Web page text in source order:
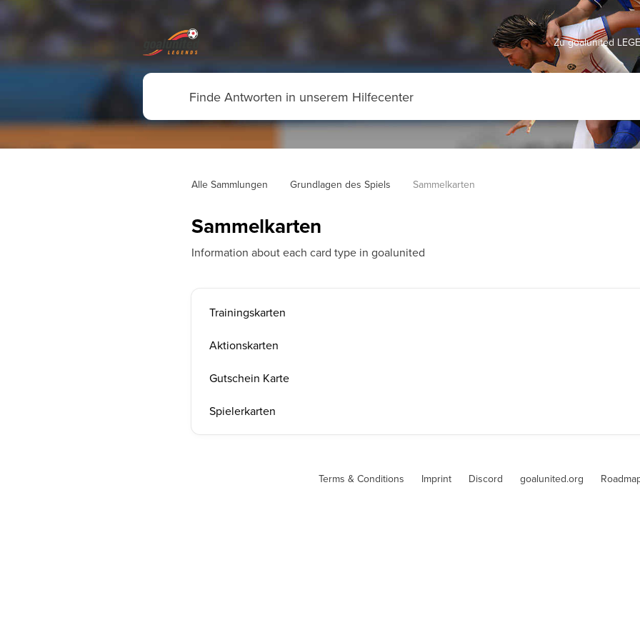
Zu goalunited
Alle Sammlungen Grundlagen des Spiels Sammelkarten
Sammelkarten
Information about each card type in goalunited
Trainingskarten
Aktionskarten
Gutschein Karte
Spielerkarten
Terms & Conditions Imprint Discord goalunited.org